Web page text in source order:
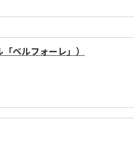
ベルフォーレ」）